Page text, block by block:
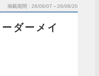
掲載期間 26/08/07～26/08/20
ダーメイ